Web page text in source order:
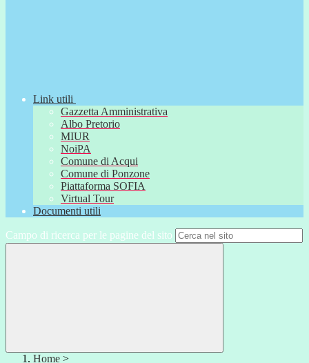
Link utili
Gazzetta Amministrativa
Albo Pretorio
MIUR
NoiPA
Comune di Acqui
Comune di Ponzone
Piattaforma SOFIA
Virtual Tour
Documenti utili
Campo di ricerca per le pagine del sito
Home >